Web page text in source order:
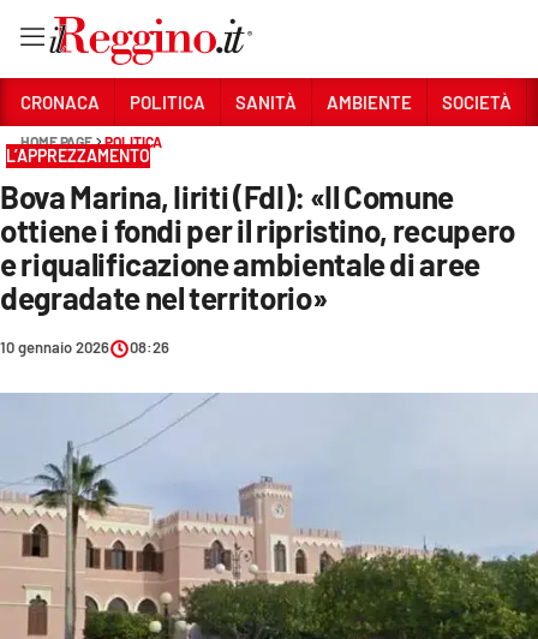
Sezioni
CRONACA
POLITICA
SANITÀ
AMBIENTE
CULTURA
ECONOMIA E LAVORO
EVENTI
SPORT
CRONACA POLITICA SANITÀ AMBIENTE SOCIETÀ
HOME PAGE POLITICA
L’APPREZZAMENTO
Bova Marina, Iiriti (FdI): «Il Comune
ottiene i fondi per il ripristino, recupero
e riqualificazione ambientale di aree
degradate nel territorio»
10 gennaio 2026 08:26